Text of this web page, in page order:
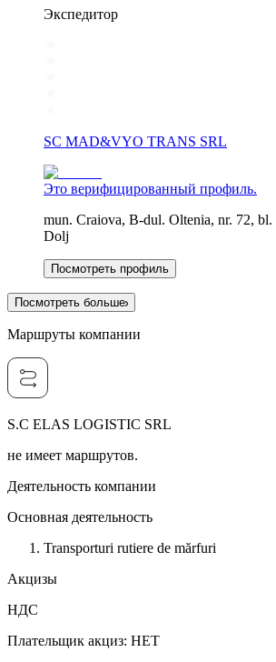
Экспедитор
SC MAD&VYO TRANS SRL
Это верифицированный профиль.
mun. Craiova, B-dul. Oltenia, nr. 72, bl.
Dolj
Посмотреть профиль
Посмотреть больше
Маршруты компании
S.C ELAS LOGISTIC SRL
не имеет маршрутов.
Деятельность компании
Основная деятельность
Transporturi rutiere de mărfuri
Акцизы
НДС
Плательщик акциз: НЕТ